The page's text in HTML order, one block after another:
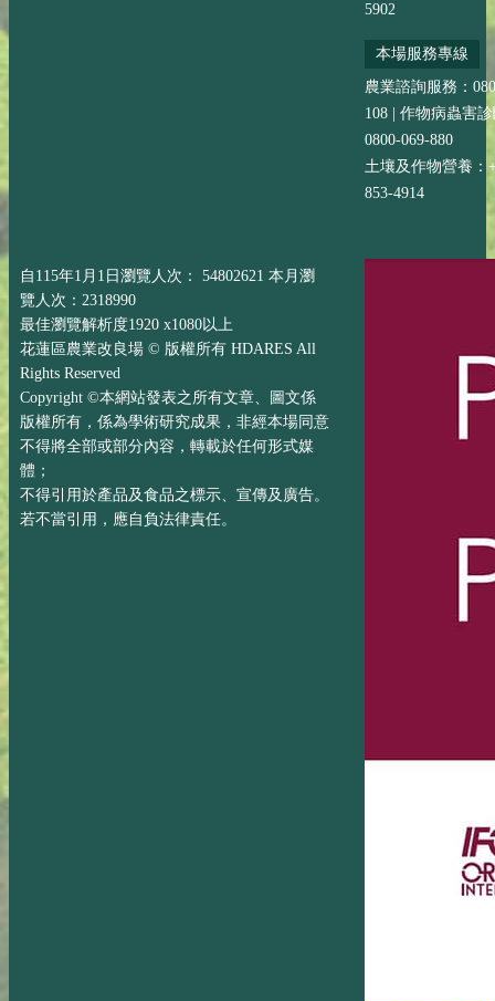
5902
本場服務專線
農業諮詢服務：
108 | 作物病蟲害
0800-069-880
土壤及作物營養：
853-4914
自115年1月1日瀏覽人次： 54802621 本月瀏
覽人次：2318990
最佳瀏覽解析度1920 x1080以上
花蓮區農業改良場 © 版權所有 HDARES All
Rights Reserved
Copyright ©本網站發表之所有文章、圖文係
版權所有，係為學術研究成果，非經本場同意
不得將全部或部分內容，轉載於任何形式媒
體；
不得引用於產品及食品之標示、宣傳及廣告。
若不當引用，應自負法律責任。